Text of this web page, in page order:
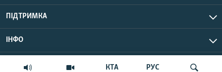
КТА РУС
ПІДТРИМКА
ІНФО
© Крим.Реалії, 2026 | Усі права застережено.